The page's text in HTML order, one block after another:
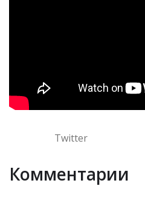
Twitter
Комментарии